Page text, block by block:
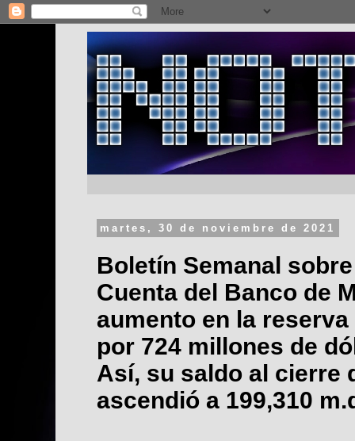
martes, 30 de noviembre de 2021
Boletín Semanal
Cuenta del Banco de
aumento en la
por 724 millones de
Así, su saldo al cierre
ascendió a 199,310